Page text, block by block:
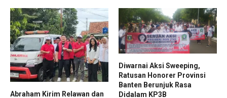
Abraham Kirim Relawan dan
Diwarnai Aksi Sweeping,
Ratusan Honorer Provinsi
Banten Berunjuk Rasa
Didalam KP3B